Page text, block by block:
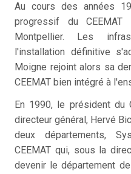
Au cours des années
progressif du
Montpellier. Les
l'installation définitive
Moigne rejoint alors sa
CEEMAT bien intégré à
En 1990, le président du
directeur général, Hervé
deux départements,
CEEMAT qui, sous la
devenir le département